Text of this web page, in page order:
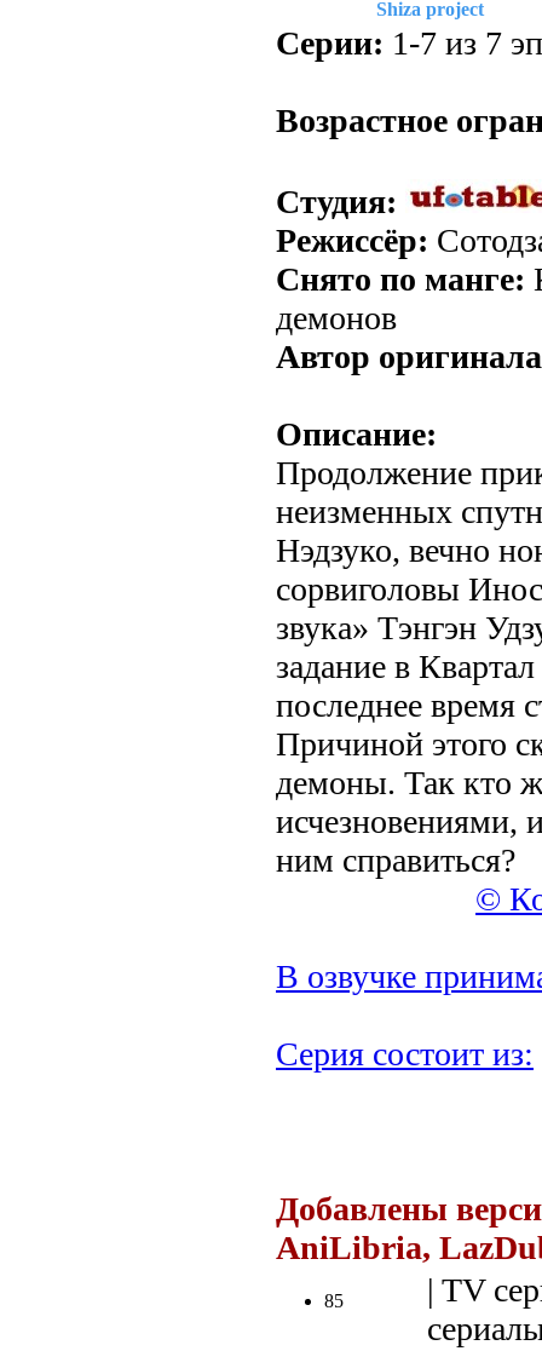
Shiza project
Серии: 1-7 из 7
Возрастное
Студия:
Режиссёр:
Снято по манге:
демонов
Автор
Описание:
Продолжение
неизменных
Нэдзуко, вечно
сорвиголовы
звука» Тэнгэн
задание в
последнее время
Причиной этого
демоны. Так кто
исчезновениями,
ним справиться?
©
В озвучке
Серия состоит из:
Добавлены
AniLibria,
85
| TV